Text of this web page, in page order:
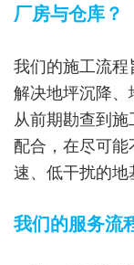
厂房与仓库？
我们的施工流
解决地坪沉降、
从前期勘查到
配合，在尽可
速、低干扰的地
我们的服务流